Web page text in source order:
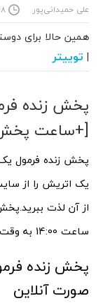
علی حمیدانی‌پور
همین حالا برای
| توییتر
[+ساعت
یک اتریش را از
از آن لذت ببرید.
ساعت 14:00 به وقت ایران آغاز می‌شود.
صورت آنلاین